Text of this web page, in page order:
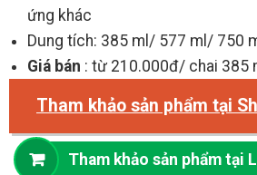
ứng khác
Dung tích: 385 ml/ 577 ml/ 750
Giá bán : từ 210.000đ/ chai 385
Tham khảo sản phẩm tại
Tham khảo sản phẩm tại